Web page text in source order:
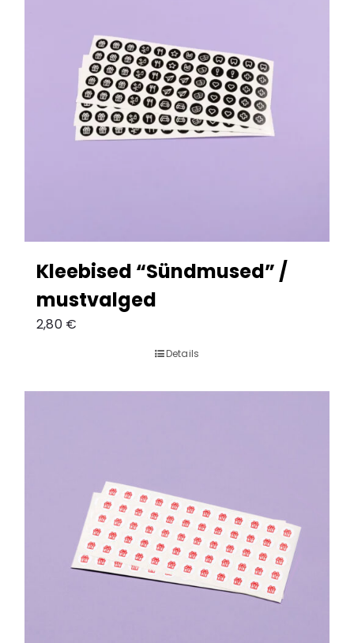
Kleebised “Sündmused” /
mustvalged
2,80 €
Details